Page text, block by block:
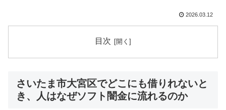
2026.03.12
目次
さいたま市大宮区でどこにも借りれないと
き、人はなぜソフト闇金に流れるのか